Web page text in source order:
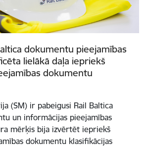
dokumentu pieejamības
lielākā daļa iepriekš
dokumentu
(SM) ir pabeigusi Rail Baltica
un informācijas pieejamības
mērķis bija izvērtēt iepriekš
dokumentu klasifikācijas